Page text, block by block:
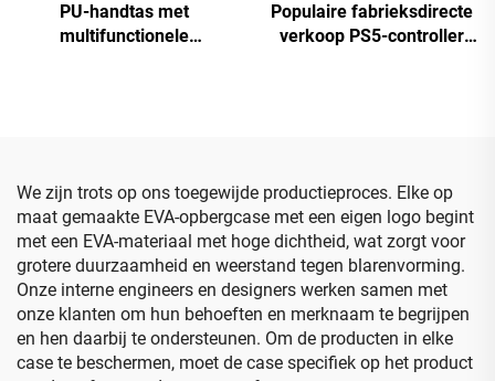
PU-handtas met
multifunctionele
Populaire fabrieksdirecte
verkoop PS5-controller
We zijn trots op ons toegewijde productieproces. Elke op
maat gemaakte EVA-opbergcase met een eigen logo begint
met een EVA-materiaal met hoge dichtheid, wat zorgt voor
grotere duurzaamheid en weerstand tegen blarenvorming.
Onze interne engineers en designers werken samen met
onze klanten om hun behoeften en merknaam te begrijpen
en hen daarbij te ondersteunen. Om de producten in elke
case te beschermen, moet de case specifiek op het product